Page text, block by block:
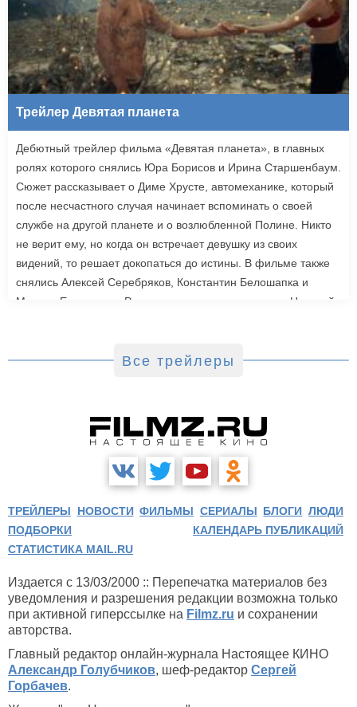
Трейлер Девятая планета
Дебютный трейлер фильма «Девятая планета», в главных
ролях которого снялись Юра Борисов и Ирина Старшенбаум.
Сюжет рассказывает о Диме Хрусте, автомеханике, который
после несчастного случая начинает вспоминать о своей
службе на другой планете и о возлюбленной Полине. Никто
не верит ему, но когда он встречает девушку из своих
видений, то решает докопаться до истины. В фильме также
снялись Алексей Серебряков, Константин Белошапка и
Максим Емельянов. Режиссером картины выступил Николай
Все трейлеры
ТРЕЙЛЕРЫ НОВОСТИ ФИЛЬМЫ СЕРИАЛЫ БЛОГИ ЛЮДИ
ПОДБОРКИ
КАЛЕНДАРЬ ПУБЛИКАЦИЙ
СТАТИСТИКА MAIL.RU
Издается с 13/03/2000 :: Перепечатка материалов без
уведомления и разрешения редакции возможна только
при активной гиперссылке на Filmz.ru и сохранении
авторства.
Главный редактор онлайн-журнала Настоящее КИНО
Александр Голубчиков, шеф-редактор Сергей
Горбачев.